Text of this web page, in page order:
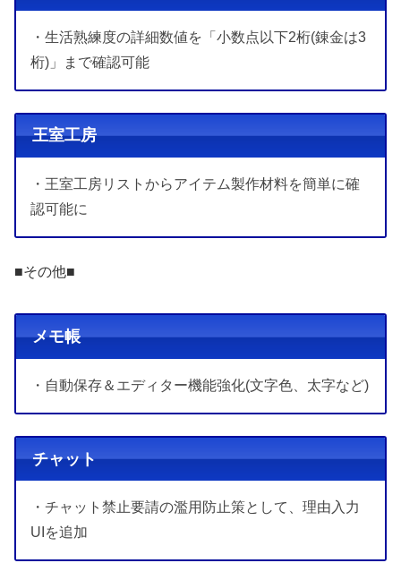
・生活熟練度の詳細数値を「小数点以下2桁(錬金は3
桁)」まで確認可能
王室工房
・王室工房リストからアイテム製作材料を簡単に確
認可能に
■その他■
メモ帳
・自動保存＆エディター機能強化(文字色、太字など)
チャット
・チャット禁止要請の濫用防止策として、理由入力
UIを追加